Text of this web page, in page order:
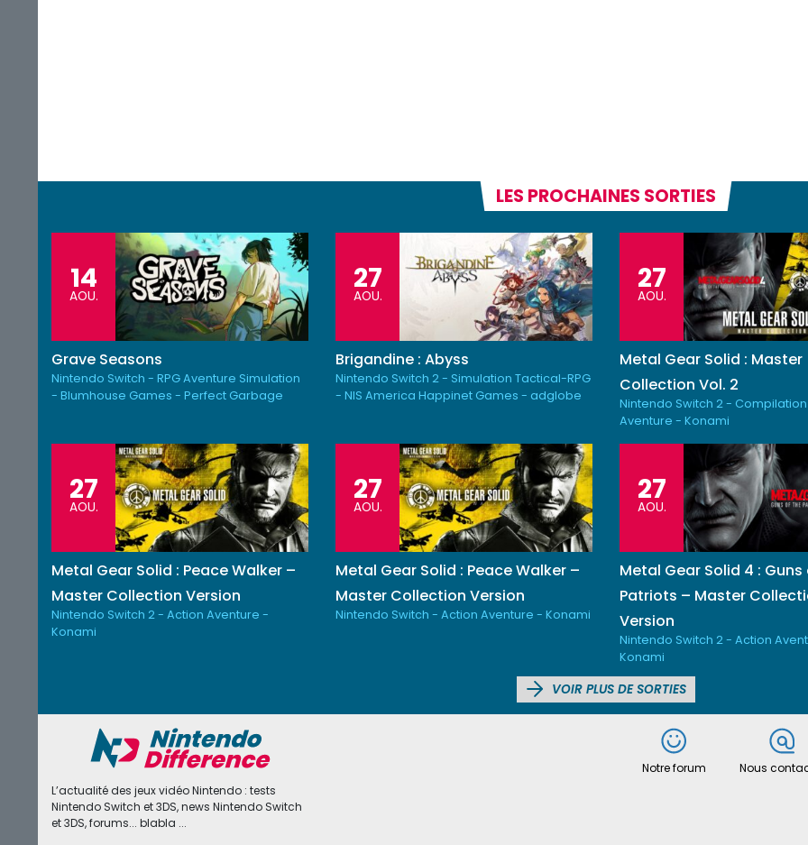
LES PROCHAINES SORTIES
14
AOU.
Grave Seasons
Nintendo Switch - RPG Aventure Simulation
- Blumhouse Games - Perfect Garbage
27
AOU.
Brigandine : Abyss
Nintendo Switch 2 - Simulation Tactical-RPG
- NIS America Happinet Games - adglobe
27
AOU.
Metal Gear Solid : Master
Collection Vol. 2
Nintendo Switch 2 -
Aventure - Konami
27
AOU.
Metal Gear Solid : Peace Walker –
Master Collection Version
Nintendo Switch 2 - Action Aventure -
Konami
27
AOU.
Metal Gear Solid : Peace Walker –
Master Collection Version
Nintendo Switch - Action Aventure - Konami
27
AOU.
Metal Gear Solid 4 :
Patriots – Master
Version
Nintendo Switch 2 - Action
Konami
VOIR PLUS DE SORTIES
L’actualité des jeux vidéo Nintendo : tests
Nintendo Switch et 3DS, news Nintendo Switch
et 3DS, forums... blabla ...
Notre forum Nous